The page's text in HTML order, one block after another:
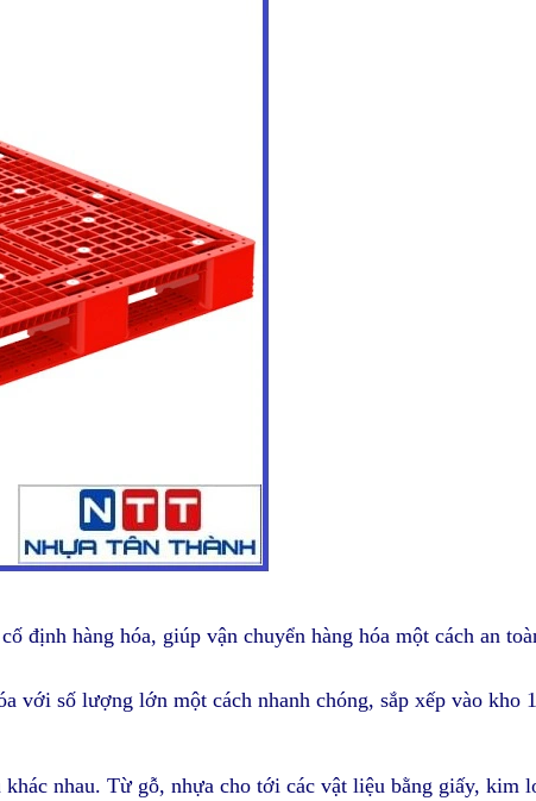
định hàng hóa, giúp vận chuyển hàng hóa một cách an
với số lượng lớn một cách nhanh chóng, sắp xếp vào
nhau. Từ gỗ, nhựa cho tới các vật liệu bằng giấy, kim